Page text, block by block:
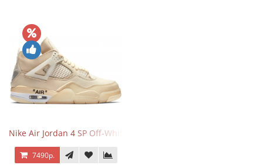
Nike Air Jordan 4 SP Off-White Sail
7490р.